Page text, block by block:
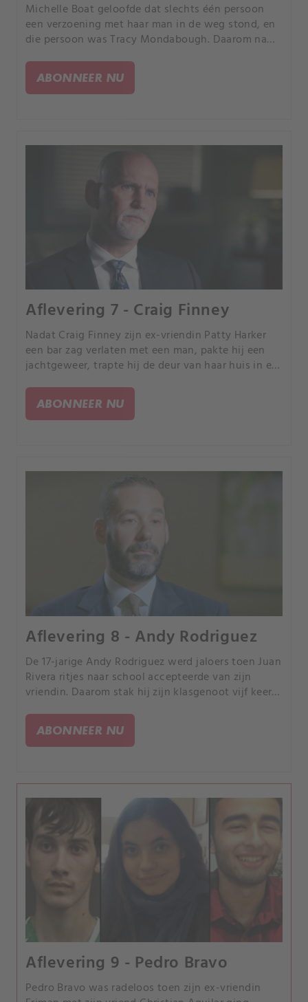
Michelle Boat geloofde dat slechts één persoon
een verzoening met haar man in de weg stond, en
die persoon was Tracy Mondabough. Daarom nam
ABONNEER NU
Aflevering 7 - Craig Finney
Nadat Craig Finney zijn ex-vriendin Patty Harker
een bar zag verlaten met een man, pakte hij een
jachtgeweer, trapte hij de deur van haar huis in en
vluchten. Daarna schoot hij zichzelf neer.
ABONNEER NU
Aflevering 8 - Andy Rodriguez
De 17-jarige Andy Rodriguez werd jaloers toen Juan
Rivera ritjes naar school accepteerde van zijn
vriendin. Daarom stak hij zijn klasgenoot vijf keer
hart te doorboren.
ABONNEER NU
Aflevering 9 - Pedro Bravo
Pedro Bravo was radeloos toen zijn ex-vriendin